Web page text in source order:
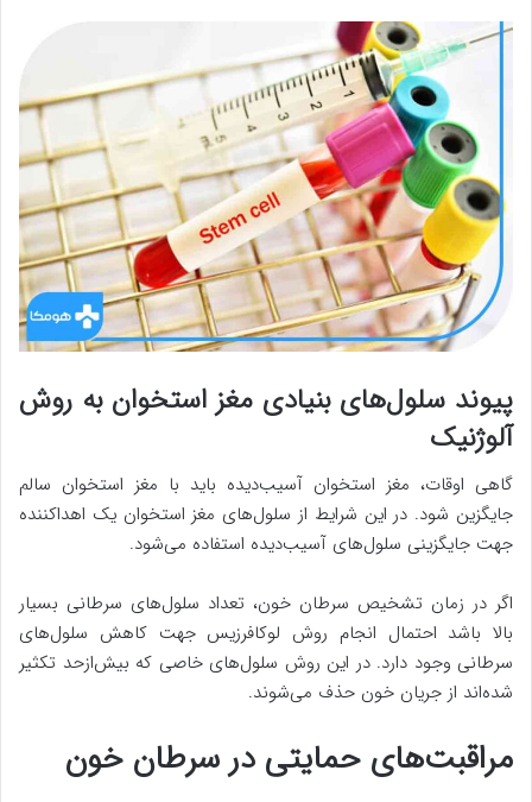
پیوند سلول‌های بنیادی مغز استخوان به روش
آلوژنیک
گاهی اوقات، مغز استخوان آسیب‌دیده باید با مغز استخوان سالم
جایگزین شود. در این شرایط از سلول‌های مغز استخوان یک اهداکننده
جهت جایگزینی سلول‌های آسیب‌دیده استفاده می‌شود.
اگر در زمان تشخیص سرطان خون، تعداد سلول‌های سرطانی بسیار
بالا باشد احتمال انجام روش لوکافرزیس جهت کاهش سلول‌های
سرطانی وجود دارد. در این روش سلول‌های خاصی که بیش‌ازحد تکثیر
شده‌اند از جریان خون حذف می‌شوند.
مراقبت‌های حمایتی در سرطان خون